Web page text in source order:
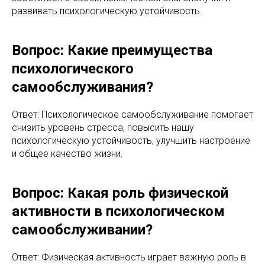
развивать психологическую устойчивость.
Вопрос: Какие преимущества
психологического
самообслуживания?
Ответ: Психологическое самообслуживание помогает
снизить уровень стресса, повысить нашу
психологическую устойчивость, улучшить настроение
и общее качество жизни.
Вопрос: Какая роль физической
активности в психологическом
самообслуживании?
Ответ: Физическая активность играет важную роль в